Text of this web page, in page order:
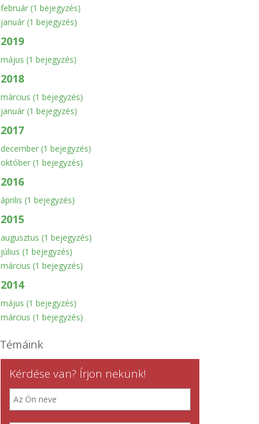
február (1 bejegyzés)
január (1 bejegyzés)
2019
május (1 bejegyzés)
2018
március (1 bejegyzés)
január (1 bejegyzés)
2017
december (1 bejegyzés)
október (1 bejegyzés)
2016
április (1 bejegyzés)
2015
augusztus (1 bejegyzés)
július (1 bejegyzés)
március (1 bejegyzés)
2014
május (1 bejegyzés)
március (1 bejegyzés)
Témáink
Kérdése van? Írjon nekünk!